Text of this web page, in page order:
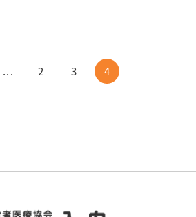
... 2 3 4